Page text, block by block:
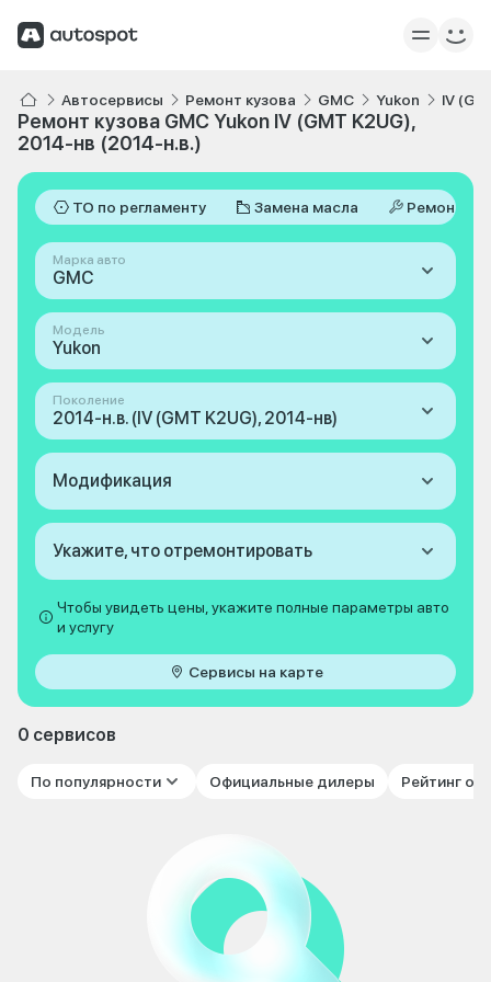
Автосервисы Ремонт кузова GMC Yukon IV
Ремонт кузова GMC Yukon IV (GMT K2UG),
2014-нв (2014-н.в.)
ТО по регламенту Замена масла Ремонт
Марка авто
GMC
Модель
Yukon
Поколение
2014-н.в. (IV (GMT K2UG), 2014-нв)
Модификация
Укажите, что отремонтировать
Чтобы увидеть цены, укажите полные параметры авто
и услугу
Сервисы на карте
0 сервисов
По популярности Официальные дилеры Рейтинг